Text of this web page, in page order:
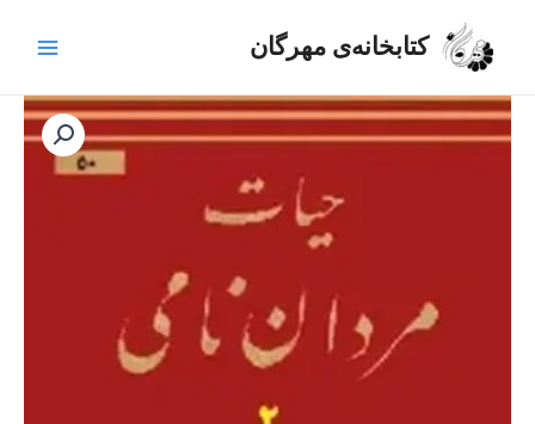
کتابخانه‌ی مهرگان